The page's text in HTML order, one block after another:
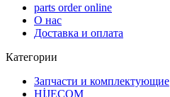
parts order onlinе
О нас
Доставка и оплата
Категории
Запчасти и комплектующие
HİJECOM